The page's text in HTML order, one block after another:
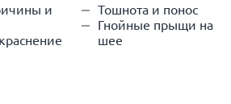
и
Тошнота и понос
Гнойные прыщи на
шее